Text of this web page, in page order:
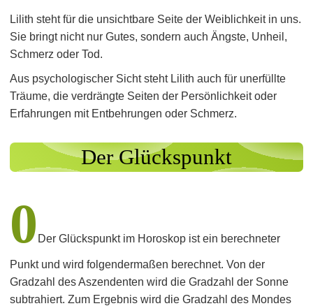
Lilith steht für die unsichtbare Seite der Weiblichkeit in uns.
Sie bringt nicht nur Gutes, sondern auch Ängste, Unheil,
Schmerz oder Tod.
Aus psychologischer Sicht steht Lilith auch für unerfüllte
Träume, die verdrängte Seiten der Persönlichkeit oder
Erfahrungen mit Entbehrungen oder Schmerz.
Der Glückspunkt
0 Der Glückspunkt im Horoskop ist ein berechneter
Punkt und wird folgendermaßen berechnet. Von der
Gradzahl des Aszendenten wird die Gradzahl der Sonne
subtrahiert. Zum Ergebnis wird die Gradzahl des Mondes